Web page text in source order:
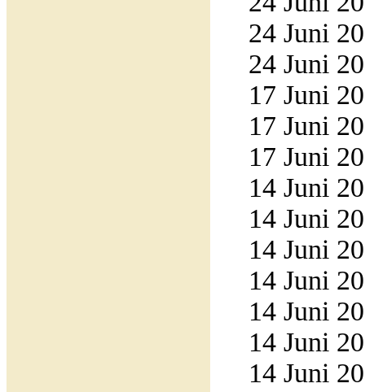
24 Juni
24 Juni
17 Juni
17 Juni
17 Juni
14 Juni
14 Juni
14 Juni
14 Juni
14 Juni
14 Juni
14 Juni